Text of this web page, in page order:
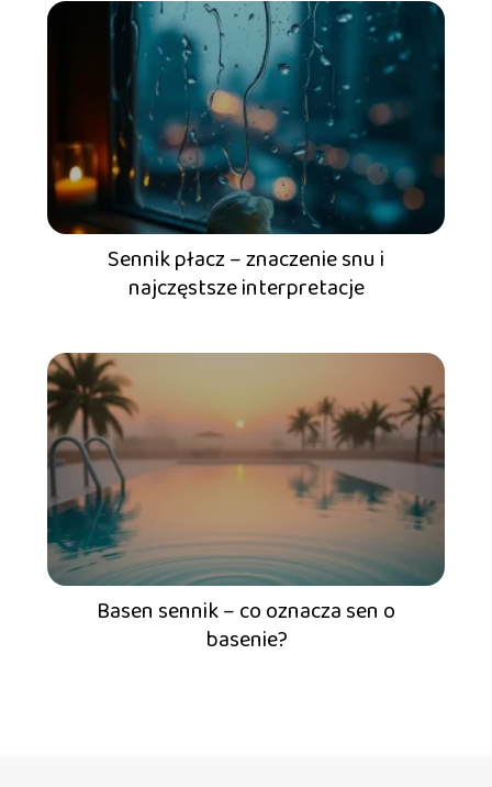
Sennik płacz – znaczenie snu i
najczęstsze interpretacje
Basen sennik – co oznacza sen o
basenie?